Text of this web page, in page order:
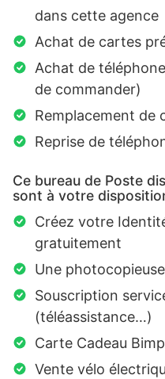
dans cette agence
Achat de cartes
Achat de
de commander)
Remplacement de
Reprise de
Ce bureau de Poste
sont à votre
Créez votre
gratuitement
Une
Souscription
(téléassistance…)
Carte Cadeau
Vente vélo